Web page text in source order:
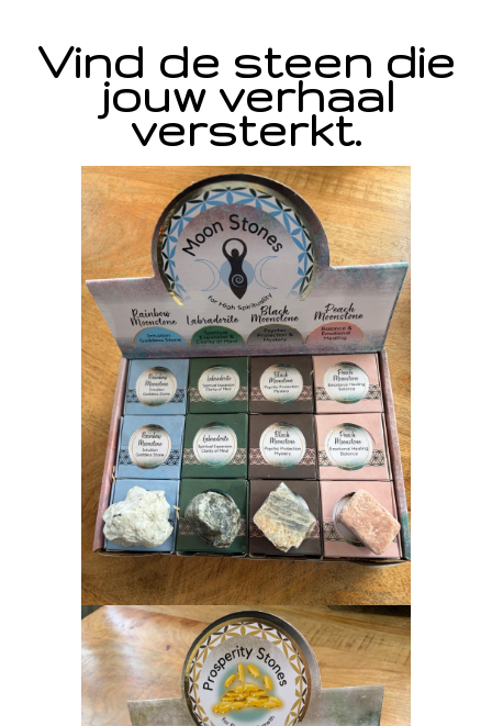
Vind de steen die
jouw verhaal
versterkt.